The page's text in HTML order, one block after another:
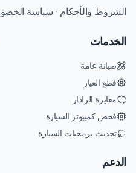
الشروط والأحكام · سياسة
الخدمات
صيانة عامة
قطع الغيار
معايرة الرادار
فحص كمبيوتر السيارة
تحديث برمجيات السيارة
الدعم